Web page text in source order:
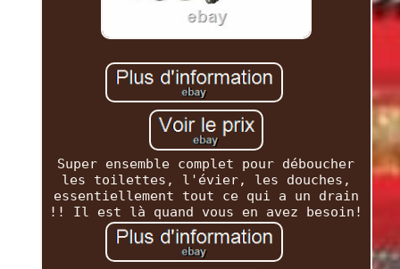
Super ensemble complet pour déboucher
les toilettes, l'évier, les douches,
essentiellement tout ce qui a un drain
!! Il est là quand vous en avez besoin!